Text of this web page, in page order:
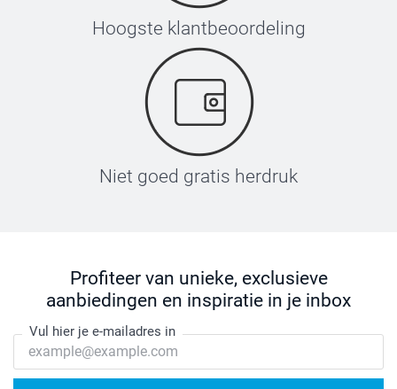
Hoogste klantbeoordeling
Niet goed gratis herdruk
Profiteer van unieke, exclusieve
aanbiedingen en inspiratie in je inbox
Vul hier je e-mailadres in